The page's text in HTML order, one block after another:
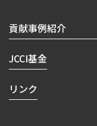
貢献事例紹介
JCCI基金
リンク